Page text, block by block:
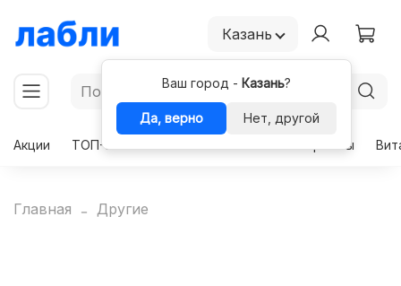
Казань
Ваш город - Казань?
Да, верно
Нет, другой
Акции
ТОП-50 Гормоны
Главная Другие